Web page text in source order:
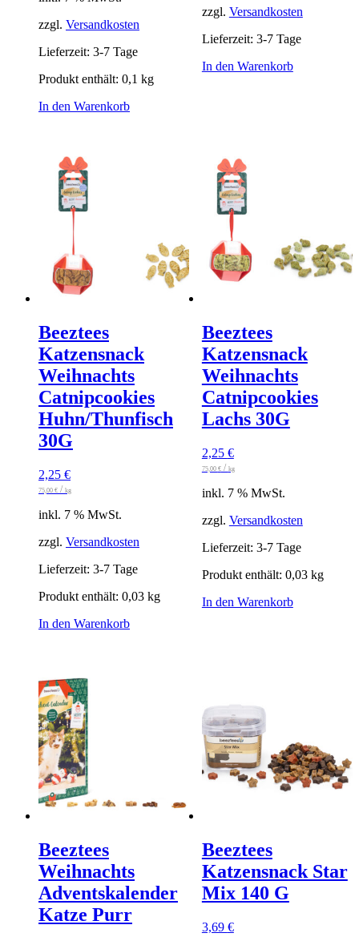
zzgl. Versandkosten
Lieferzeit: 3-7 Tage
Produkt enthält: 0,1 kg
In den Warenkorb
zzgl. Versandkosten
Lieferzeit: 3-7 Tage
In den Warenkorb
Beeztees
Katzensnack
Weihnachts
Catnipcookies
Huhn/Thunfisch
30G
2,25 €
75,00 € / kg
inkl. 7 % MwSt.
zzgl. Versandkosten
Lieferzeit: 3-7 Tage
Produkt enthält: 0,03 kg
In den Warenkorb
Beeztees
Katzensnack
Weihnachts
Catnipcookies
Lachs 30G
2,25 €
75,00 €/ kg
inkl. 7 % MwSt.
zzgl. Versandkosten
Lieferzeit: 3-7 Tage
Produkt enthält: 0,03 kg
In den Warenkorb
Beeztees
Weihnachts
Adventskalender
Katze Purr
Beeztees
Katzensnack Star
Mix 140 G
3,69 €